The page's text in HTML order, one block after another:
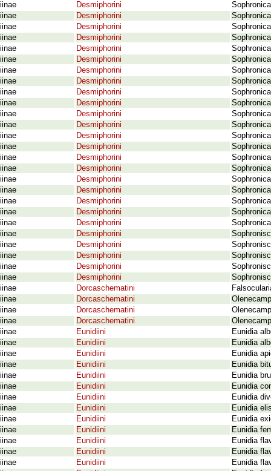
Desmiphorini
Desmiphorini
Desmiphorini
Desmiphorini
Desmiphorini
Desmiphorini
Desmiphorini
Desmiphorini
Desmiphorini
Desmiphorini
Desmiphorini
Desmiphorini
Desmiphorini
Desmiphorini
Desmiphorini
Desmiphorini
Desmiphorini
Desmiphorini
Desmiphorini
Desmiphorini
Desmiphorini
Desmiphorini
Desmiphorini
Desmiphorini
Desmiphorini
Desmiphorini
Dorcaschematini
Dorcaschematini
Dorcaschematini
Dorcaschematini
Eunidiini
Eunidia
Eunidiini
Eunidia
Eunidiini
Eunidia
Eunidiini
Eunidia
Eunidiini
Eunidia
Eunidiini
Eunidia
Eunidiini
Eunidia
Eunidiini
Eunidia
Eunidiini
Eunidia
Eunidiini
Eunidia
Eunidiini
Eunidia
Eunidiini
Eunidia
Eunidiini
Eunidia